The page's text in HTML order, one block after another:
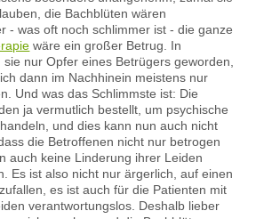
die Bachblüten wären
- was oft noch schlimmer ist - die ganze
wäre ein großer Betrug. In
sie nur Opfer eines Betrügers geworden,
dann im Nachhinein meistens nur
Und was das Schlimmste ist: Die
ja vermutlich bestellt, um psychische
und dies kann nun auch nicht
die Betroffenen nicht nur betrogen
auch keine Linderung ihrer Leiden
Es ist also nicht nur ärgerlich, auf einen
es ist auch für die Patienten mit
verantwortungslos. Deshalb lieber